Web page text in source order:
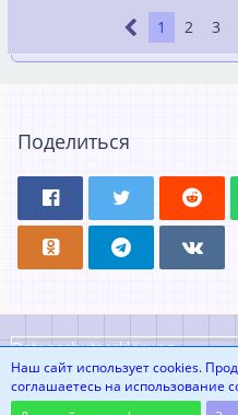
1 2 3
Поделиться
Datenschutzerklärung
Наш сайт использует cookies.
соглашаетесь на использование